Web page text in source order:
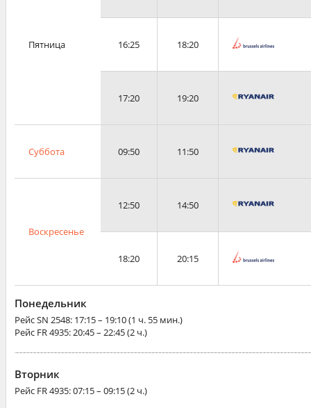
Пятница 16:25 18:20
17:20 19:20
Суббота 09:50 11:50
Воскресенье
12:50 14:50
18:20 20:15
Понедельник
РейсSN 2548: 17:15 – 19:10 (1 ч. 55 мин.)
Рейс FR 4935: 20:45 – 22:45 (2 ч.)
Вторник
Рейс FR 4935: 07:15 – 09:15 (2 ч.)